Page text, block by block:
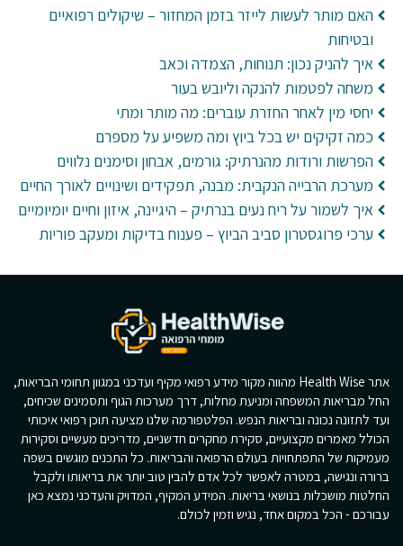
האם מותר לעשות לייזר בזמן המחזור – שיקולים רפואיים
ובטיחות
איך להניק נכון: תנוחות, הצמדה וכאב
משחה לפטמות להנקה וליובש בעור
יחסי מין לאחר החזרת עוברים: מה מותר ומתי
כמה זקיקים יש בכל ביוץ ומה משפיע על מספרם
הפרשות ורודות מהנרתיק: גורמים, אבחון וסימנים נלווים
מערכת הרבייה הנקבית: מבנה, תפקידים ושינויים לאורך החיים
איך לשמור על ריח נעים בנרתיק – היגיינה, איזון וחיים יומיומיים
ערכי פרוגסטרון סביב הביוץ – פענוח בדיקות ומעקב פוריות
אתר Health Wise מהווה מקור מידע רפואי מקיף ועדכני במגוון תחומי הבריאות,
החל מבריאות המשפחה ומניעת מחלות, דרך מערכות הגוף ותסמינים שכיחים,
ועד לתזונה נכונה ובריאות הנפש. הפלטפורמה שלנו מציעה תוכן רפואי איכותי
הכולל מאמרים מקצועיים, סקירת מחקרים חדשניים, מדריכים מעשיים וסקירות
מעמיקות של התפתחויות בעולם הרפואה והבריאות. כל התכנים מוגשים בשפה
ברורה ונגישה, במטרה לאפשר לכל אדם להבין טוב יותר את בריאותו ולקבל
החלטות מושכלות בנושאי בריאות. המידע המקיף, המדויק והעדכני נמצא כאן
עבורכם - הכל במקום אחד, נגיש וזמין לכולם.